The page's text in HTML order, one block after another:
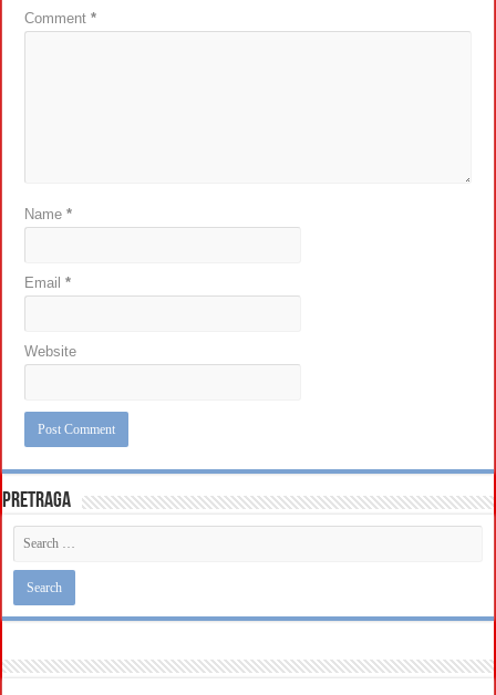
Comment*
Name*
Email*
Website
Pretraga